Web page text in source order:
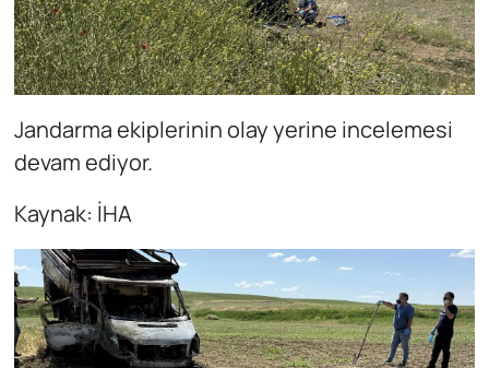
Jandarma ekiplerinin olay yerine incelemesi
devam ediyor.
Kaynak: İHA